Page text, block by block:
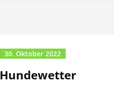
30. Oktober 2022
Hundewetter